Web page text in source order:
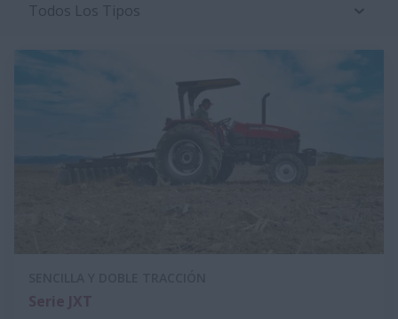
Todos Los Tipos